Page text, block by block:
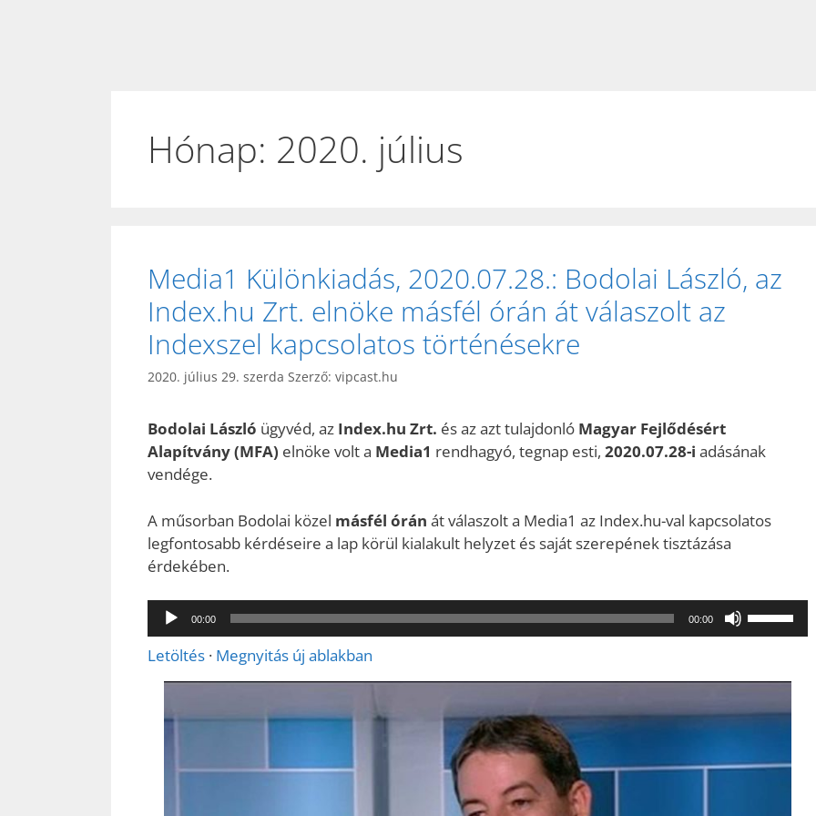
Hónap: 2020. július
Media1 Különkiadás, 2020.07.28.: Bodolai László, az
Index.hu Zrt. elnöke másfél órán át válaszolt az
Indexszel kapcsolatos történésekre
2020. július 29. szerda Szerző: vipcast.hu
Bodolai László ügyvéd, az Index.hu Zrt. és az azt tulajdonló Magyar Fejlődésért
Alapítvány (MFA) elnöke volt a Media1 rendhagyó, tegnap esti, 2020.07.28-i adásának
vendége.
A műsorban Bodolai közel másfél órán át válaszolt a Media1 az Index.hu-val kapcsolatos
legfontosabb kérdéseire a lap körül kialakult helyzet és saját szerepének tisztázása
érdekében.
Audió
lejátszó
00:00 00:00
A
hangerő
illetőleg
billentyűket
Letöltés · Megnyitás új ablakban